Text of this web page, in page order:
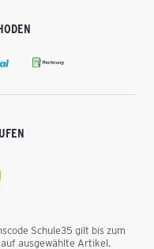
Schule35 gilt bis zum
auf ausgewählte Artikel.